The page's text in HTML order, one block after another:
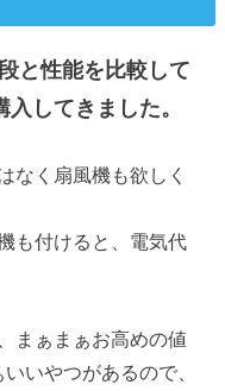
と性能を比較して
してきました。
なく扇風機も欲しく
も付けると、電気代
まぁまぁお高めの値
いやつがあるので、